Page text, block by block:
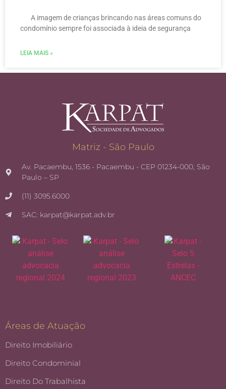
A imagem de crianças brincando nas áreas comuns do
condomínio sempre foi associada à ideia de segurança
LEIA MAIS »
Matriz - São Paulo
Av. Pacaembu, 1536 - Pacaembu - CEP 01234-000, São
Paulo – SP
(11) 3095.6000
SAC: karpat@karpat.adv.br
Áreas de Atuação
Direito Imobiliário
Direito Condominial
Direito Do Trabalhista